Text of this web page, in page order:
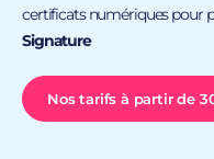
certificats numériques pour
Signature
Nos tarifs à partir de